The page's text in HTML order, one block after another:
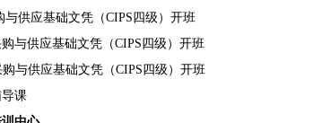
与供应基础文凭（CIPS四级）开班
与供应基础文凭（CIPS四级）开班
与供应基础文凭（CIPS四级）开班
导课